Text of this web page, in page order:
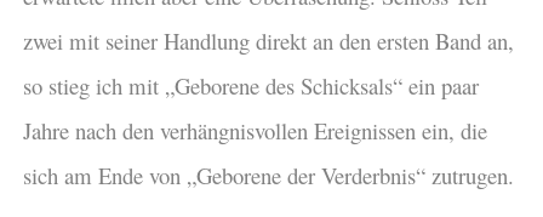
zwei mit seiner Handlung direkt an den ersten Band an,
so stieg ich mit „Geborene des Schicksals“ ein paar
Jahre nach den verhängnisvollen Ereignissen ein, die
sich am Ende von „Geborene der Verderbnis“ zutrugen.